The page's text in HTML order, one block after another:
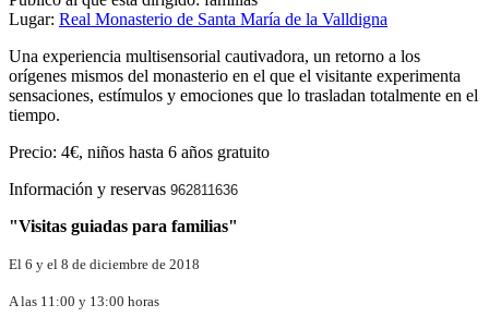
Lugar: Real Monasterio de Santa María de la Valldigna
Una experiencia multisensorial cautivadora, un retorno a los
orígenes mismos del monasterio en el que el visitante experimenta
sensaciones, estímulos y emociones que lo trasladan totalmente en el
tiempo.
Precio: 4€, niños hasta 6 años gratuito
Información y reservas 962811636
"Visitas guiadas para familias"
El 6 y el 8 de diciembre de 2018
A las 11:00 y 13:00 horas